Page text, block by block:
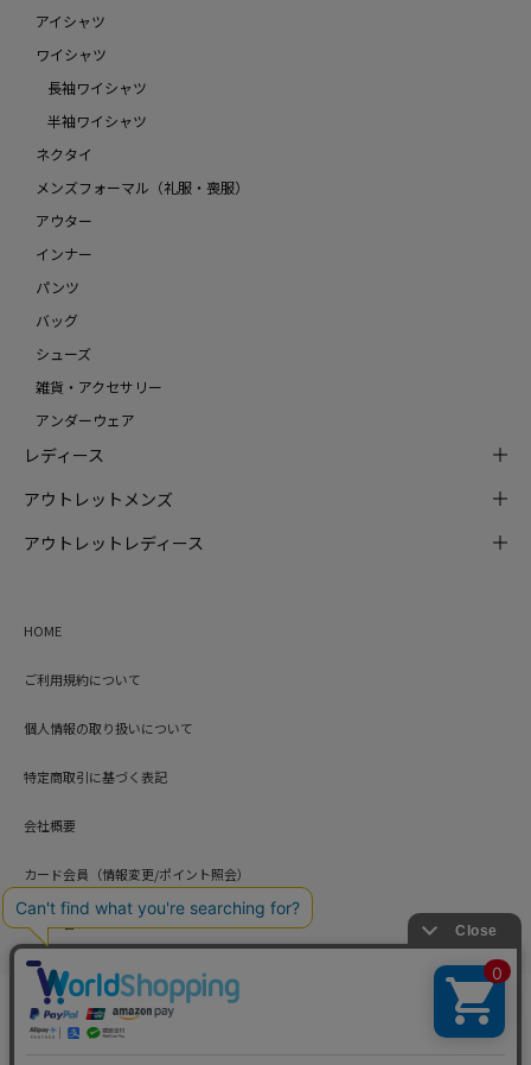
アイシャツ
ワイシャツ
長袖ワイシャツ
半袖ワイシャツ
ネクタイ
メンズフォーマル（礼服・喪服）
アウター
インナー
パンツ
バッグ
シューズ
雑貨・アクセサリー
アンダーウェア
レディース
アウトレットメンズ
アウトレットレディース
HOME
ご利用規約について
個人情報の取り扱いについて
特定商取引に基づく表記
会社概要
カード会員（情報変更/ポイント照会）